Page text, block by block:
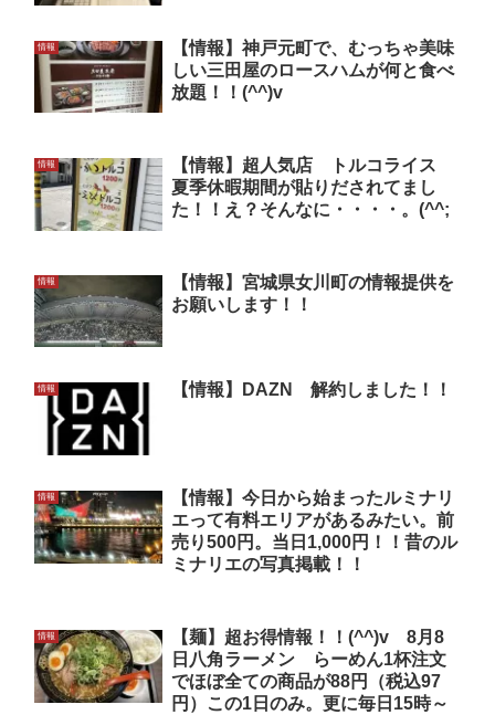
情報
【情報】神戸元町で、むっちゃ美味
しい三田屋のロースハムが何と食べ
放題！！(^^)v
情報
【情報】超人気店 トルコライス
夏季休暇期間が貼りだされてまし
た！！え？そんなに・・・・。(^^;
情報
【情報】宮城県女川町の情報提供を
お願いします！！
情報 【情報】DAZN 解約しました！！
情報
【情報】今日から始まったルミナリ
エって有料エリアがあるみたい。前
売り500円。当日1,000円！！昔のル
ミナリエの写真掲載！！
情報
【麺】超お得情報！！(^^)v 8月8
日八角ラーメン らーめん1杯注文
でほぼ全ての商品が88円（税込97
円）この1日のみ。更に毎日15時～